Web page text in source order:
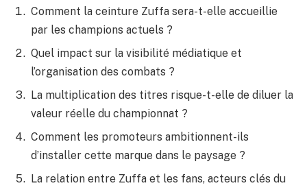
Comment la ceinture Zuffa sera-t-elle accueillie
par les champions actuels ?
Quel impact sur la visibilité médiatique et
l’organisation des combats ?
La multiplication des titres risque-t-elle de diluer la
valeur réelle du championnat ?
Comment les promoteurs ambitionnent-ils
d’installer cette marque dans le paysage ?
La relation entre Zuffa et les fans, acteurs clés du